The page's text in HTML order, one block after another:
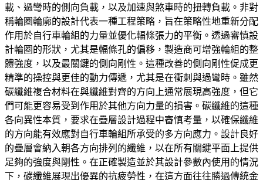
載、過彎時的側向負載，以及加速與煞車時的扭轉負載。非對
稱輪圈輪廓的設計代表一種工程策略，旨在策略性地重新分配
作用於自行車輪組的力量並優化輻條張力的平衡。透過審慎設
計輪圈的形狀，尤其是輻條孔的偏移，製造商可增強輪組的整
體強度，以及最關鍵的側向剛性。這種改善的側向剛性促成更
精準的操控與更佳的動力傳遞，尤其是在衝刺與過彎時。雖然
碳纖維複合材料在與纖維對齊的方向上通常展現高強度，但它
們可能更容易受到作用於其他方向力量的損害。碳纖維的這種
各向異性本質，要求在疊層設計過程中審慎考量，以確保纖維
的方向能有效應對自行車輪組所承受的多方向應力。設計良好
的疊層會納入朝各方向排列的纖維，以在所有關鍵平面上提供
足夠的強度與剛性。在正確製造並於其設計參數內使用的情況
下，碳纖維展現出優異的抗疲勞性，在這方面往往勝過傳統金